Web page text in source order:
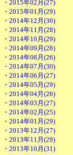
・2015年02月(27)
・2015年01月(29)
・2014年12月(30)
・2014年11月(28)
・2014年10月(29)
・2014年09月(28)
・2014年08月(26)
・2014年07月(30)
・2014年06月(27)
・2014年05月(29)
・2014年04月(26)
・2014年03月(27)
・2014年02月(25)
・2014年01月(29)
・2013年12月(27)
・2013年11月(29)
・2013年10月(31)